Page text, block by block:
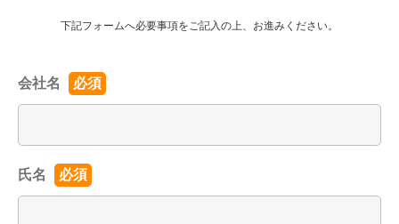
下記フォームへ必要事項をご記入の上、お進みください。
会社名 必須
氏名 必須